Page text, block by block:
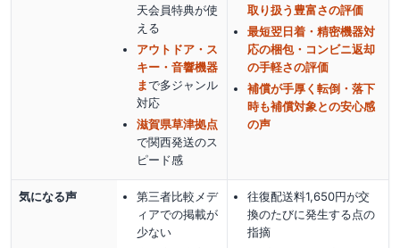
天会員特典が使
える
アウトドア・ス
キー・音響機器
まで多ジャンル
対応
滋賀県草津拠点
で関西発送のス
ピード感
取り扱う豊富さの評価
最短翌日着・精密機器対
応の梱包・コンビニ返却
の手軽さの評価
補償が手厚く転倒・落下
時も補償対象との安心感
の声
気になる声
第三者比較メデ
ィアでの掲載が
少ない
往復配送料1,650円が交
換のたびに発生する点の
指摘